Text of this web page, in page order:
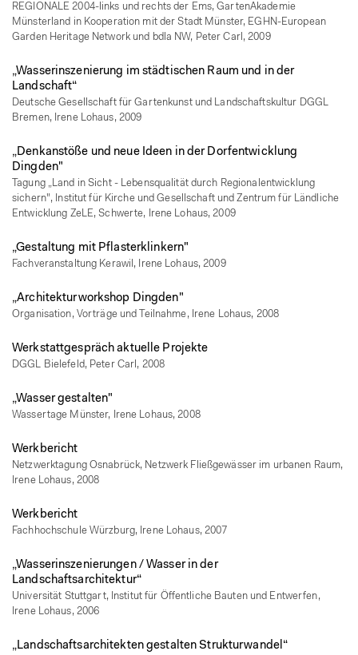
REGIONALE 2004-links und rechts der Ems, GartenAkademie
Münsterland in Kooperation mit der Stadt Münster, EGHN-European
Garden Heritage Network und bdla NW, Peter Carl, 2009
„Wasserinszenierung im städtischen Raum und in der
Landschaft“
Deutsche Gesellschaft für Gartenkunst und Landschaftskultur DGGL
Bremen, Irene Lohaus, 2009
„Denkanstöße und neue Ideen in der Dorfentwicklung
Dingden"
Tagung „Land in Sicht - Lebensqualität durch Regionalentwicklung
sichern", Institut für Kirche und Gesellschaft und Zentrum für Ländliche
Entwicklung ZeLE, Schwerte, Irene Lohaus, 2009
„Gestaltung mit Pflasterklinkern"
Fachveranstaltung Kerawil, Irene Lohaus, 2009
„Architekturworkshop Dingden"
Organisation, Vorträge und Teilnahme, Irene Lohaus, 2008
Werkstattgespräch aktuelle Projekte
DGGL Bielefeld, Peter Carl, 2008
„Wasser gestalten"
Wassertage Münster, Irene Lohaus, 2008
Werkbericht
Netzwerktagung Osnabrück, Netzwerk Fließgewässer im urbanen Raum,
Irene Lohaus, 2008
Werkbericht
Fachhochschule Würzburg, Irene Lohaus, 2007
„Wasserinszenierungen / Wasser in der
Landschaftsarchitektur“
Universität Stuttgart, Institut für Öffentliche Bauten und Entwerfen,
Irene Lohaus, 2006
„Landschaftsarchitekten gestalten Strukturwandel“